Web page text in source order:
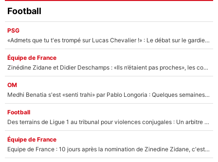
Football
PSG
«Admets que tu t'es trompé sur Lucas Chevalier !» : Le débat sur le gardien du PSG vire au clash à l'After Foot
Équipe de France
Zinédine Zidane et Didier Deschamps : «Ils n’étaient pas proches», les confidences d’un membre de l’équipe de France 1998 sur leur relation spéciale
OM
Medhi Benatia s'est «senti trahi» par Pablo Longoria : Quelques semaines après son départ, l'ancien directeur de football de l'OM règle ses comptes
Football
Des terrains de Ligue 1 au tribunal pour violences conjugales : Un arbitre français encourt une peine de 18 mois de prison !
Équipe de France
Equipe de France : 10 jours après la nomination de Zinedine Zidane, c'est au tour de son fils de prendre un nouveau départ !